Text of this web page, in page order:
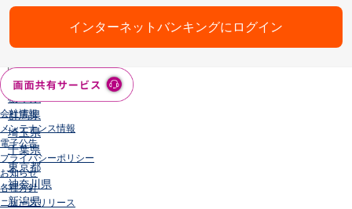
秋田県
福島県
茨城県
栃木県
群馬県
埼玉県
千葉県
東京都
神奈川県
新潟県
インターネットバンキングにログイン
会社情報
メンテナンス情報
電子公告
プライバシーポリシー
お知らせ
各種方針
ニュースリリース